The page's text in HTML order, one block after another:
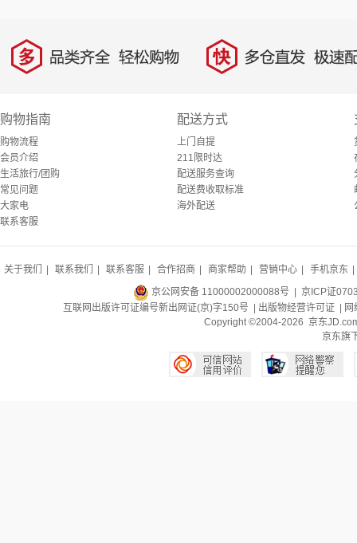
多 品类齐全，轻松购物 快 多仓直发，极速配
购物指南
购物流程
会员介绍
生活旅行/团购
常见问题
大家电
联系客服
配送方式
上门自提
211限时达
配送服务查询
配送费收取标准
海外配送
关于我们 联系我们 联系客服 合作招商 商家帮助 营销中心 手机京东
京公网安备 11000002000088号 | 京ICP证
互联网出版许可证编号新出网证(京)字150号 | 出版物经营许可证
Copyright ©2004-2026 京东
京东旗